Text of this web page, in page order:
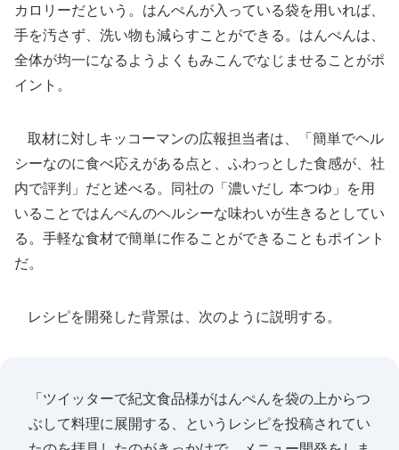
カロリーだという。はんぺんが入っている袋を用いれば、
手を汚さず、洗い物も減らすことができる。はんぺんは、
全体が均一になるようよくもみこんでなじませることがポ
イント。
取材に対しキッコーマンの広報担当者は、「簡単でヘル
シーなのに食べ応えがある点と、ふわっとした食感が、社
内で評判」だと述べる。同社の「濃いだし 本つゆ」を用
いることではんぺんのヘルシーな味わいが生きるとしてい
る。手軽な食材で簡単に作ることができることもポイント
だ。
レシピを開発した背景は、次のように説明する。
「ツイッターで紀文食品様がはんぺんを袋の上からつ
ぶして料理に展開する、というレシピを投稿されてい